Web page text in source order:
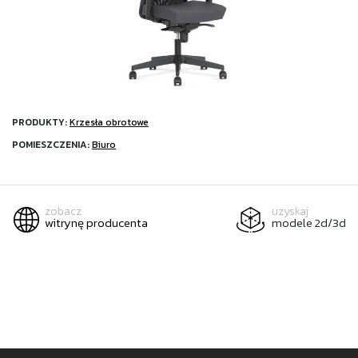
PRODUKTY:Krzesła obrotowe
POMIESZCZENIA:Biuro
zobacz
witrynę producenta
uzyskaj
modele 2d/3d